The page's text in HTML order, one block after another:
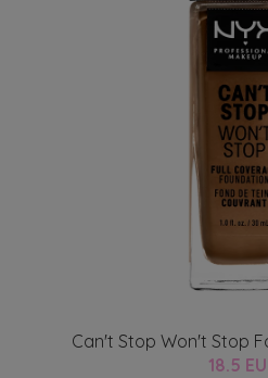
Can't Stop Won't Stop
18.5